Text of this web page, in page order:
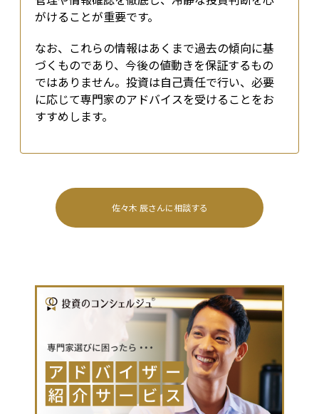
がけることが重要です。
なお、これらの情報はあくまで過去の傾向に基
づくものであり、今後の値動きを保証するもの
ではありません。投資は自己責任で行い、必要
に応じて専門家のアドバイスを受けることをお
すすめします。
佐々木 辰さんに相談する